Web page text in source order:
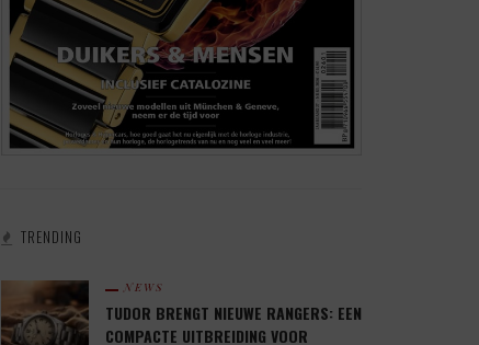
TRENDING
NEWS
TUDOR BRENGT NIEUWE RANGERS: EEN
COMPACTE UITBREIDING VOOR